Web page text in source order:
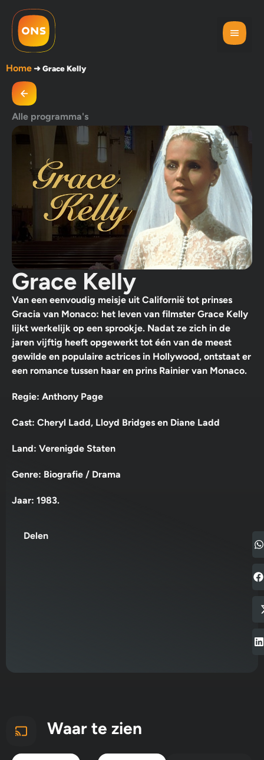
Home➜Grace Kelly
Alle programma's
Grace Kelly
Van een eenvoudig meisje uit Californië tot prinses
Gracia van Monaco: het leven van filmster Grace Kelly
lijkt werkelijk op een sprookje. Nadat ze zich in de
jaren vijftig heeft opgewerkt tot één van de meest
gewilde en populaire actrices in Hollywood, ontstaat er
een romance tussen haar en prins Rainier van Monaco.
Regie: Anthony Page
Cast: Cheryl Ladd, Lloyd Bridges en Diane Ladd
Land: Verenigde Staten
Genre: Biografie / Drama
Jaar: 1983.
Delen
Waar te zien